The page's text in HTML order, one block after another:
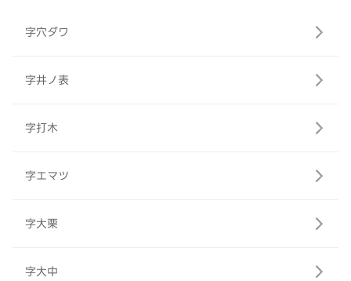
字穴ダワ
字井ノ表
字打木
字エマツ
字大栗
字大中